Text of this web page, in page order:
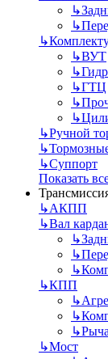
↳
↳
↳
↳ВУТ
↳
↳ГТЦ
↳
↳
↳Ручной
↳
↳Суппорт
Показать
↳АКПП
↳Вал
↳
↳
↳
↳КПП
↳
↳
↳
↳Мост